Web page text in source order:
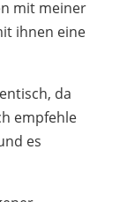
mit meiner
ihnen eine
da
empfehle
es